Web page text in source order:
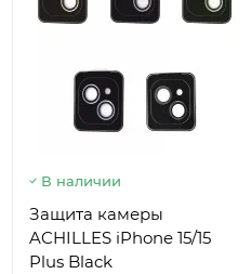
В наличии
Защита камеры
ACHILLES iPhone 15/15
Plus Black